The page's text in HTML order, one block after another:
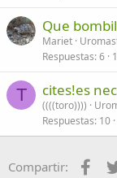
Que
Mariet
Respuestas 6
T cites!es
((((toro))))
Respuestas 10
Compartir: